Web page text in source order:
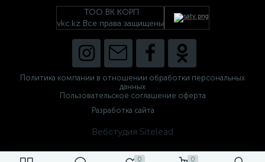
0 0
ТОО ВК КОРП
vkc.kz Все права защищены
Политика компании в отношении обработки персональных
данных
Пользовательское соглашение оферта
Разработка сайта
Вебстудия Sitelead